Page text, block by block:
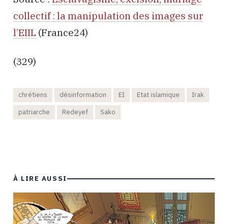
collectif : la manipulation des images sur
l’EIIL (France24)
(329)
chrétiens désinformation EI Etat islamique
Irak
patriarche
Redeyef Sako
À LIRE AUSSI